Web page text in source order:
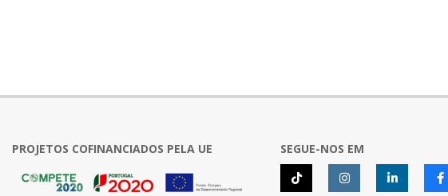
PROJETOS COFINANCIADOS PELA UE SEGUE-NOS EM